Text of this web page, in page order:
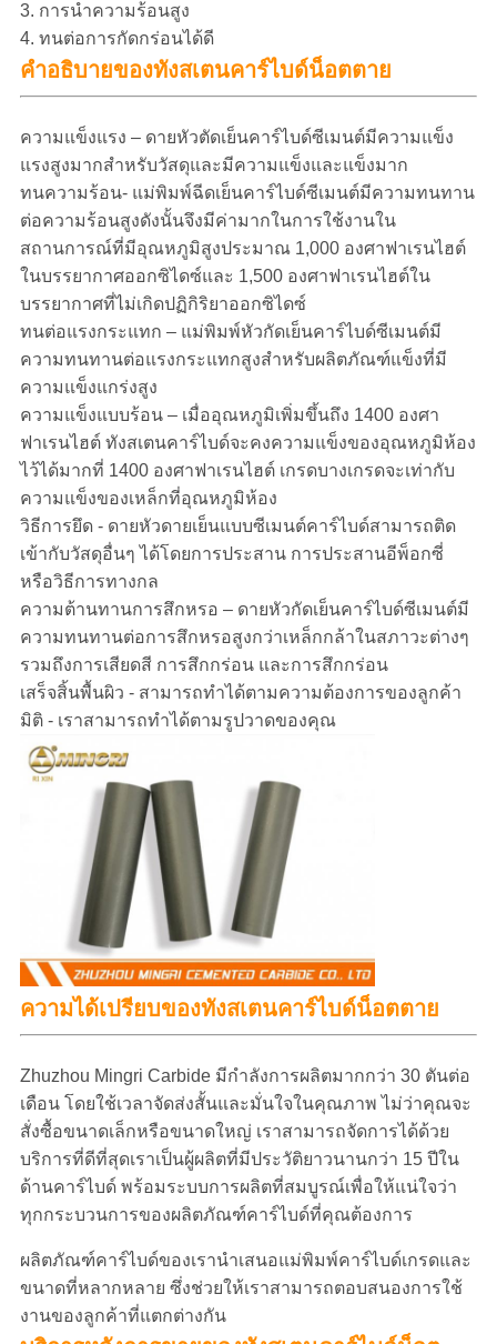
3. การนำความร้อนสูง
4. ทนต่อการกัดกร่อนได้ดี
คำอธิบายของทังสเตนคาร์ไบด์น็อตตาย
ความแข็งแรง – ดายหัวตัดเย็นคาร์ไบด์ซีเมนต์มีความแข็ง
แรงสูงมากสำหรับวัสดุและมีความแข็งและแข็งมาก
ทนความร้อน- แม่พิมพ์ฉีดเย็นคาร์ไบด์ซีเมนต์มีความทนทาน
ต่อความร้อนสูงดังนั้นจึงมีค่ามากในการใช้งานใน
สถานการณ์ที่มีอุณหภูมิสูงประมาณ 1,000 องศาฟาเรนไฮต์
ในบรรยากาศออกซิไดซ์และ 1,500 องศาฟาเรนไฮต์ใน
บรรยากาศที่ไม่เกิดปฏิกิริยาออกซิไดซ์
ทนต่อแรงกระแทก – แม่พิมพ์หัวกัดเย็นคาร์ไบด์ซีเมนต์มี
ความทนทานต่อแรงกระแทกสูงสำหรับผลิตภัณฑ์แข็งที่มี
ความแข็งแกร่งสูง
ความแข็งแบบร้อน – เมื่ออุณหภูมิเพิ่มขึ้นถึง 1400 องศา
ฟาเรนไฮต์ ทังสเตนคาร์ไบด์จะคงความแข็งของอุณหภูมิห้อง
ไว้ได้มากที่ 1400 องศาฟาเรนไฮต์ เกรดบางเกรดจะเท่ากับ
ความแข็งของเหล็กที่อุณหภูมิห้อง
วิธีการยึด - ดายหัวดายเย็นแบบซีเมนต์คาร์ไบด์สามารถติด
เข้ากับวัสดุอื่นๆ ได้โดยการประสาน การประสานอีพ็อกซี่
หรือวิธีการทางกล
ความต้านทานการสึกหรอ – ดายหัวกัดเย็นคาร์ไบด์ซีเมนต์มี
ความทนทานต่อการสึกหรอสูงกว่าเหล็กกล้าในสภาวะต่างๆ
รวมถึงการเสียดสี การสึกกร่อน และการสึกกร่อน
เสร็จสิ้นพื้นผิว - สามารถทำได้ตามความต้องการของลูกค้า
มิติ - เราสามารถทำได้ตามรูปวาดของคุณ
ความได้เปรียบของทังสเตนคาร์ไบด์น็อตตาย
Zhuzhou Mingri Carbide มีกำลังการผลิตมากกว่า 30 ตันต่อ
เดือน โดยใช้เวลาจัดส่งสั้นและมั่นใจในคุณภาพ ไม่ว่าคุณจะ
สั่งซื้อขนาดเล็กหรือขนาดใหญ่ เราสามารถจัดการได้ด้วย
บริการที่ดีที่สุดเราเป็นผู้ผลิตที่มีประวัติยาวนานกว่า 15 ปีใน
ด้านคาร์ไบด์ พร้อมระบบการผลิตที่สมบูรณ์เพื่อให้แน่ใจว่า
ทุกกระบวนการของผลิตภัณฑ์คาร์ไบด์ที่คุณต้องการ
ผลิตภัณฑ์คาร์ไบด์ของเรานำเสนอแม่พิมพ์คาร์ไบด์เกรดและ
ขนาดที่หลากหลาย ซึ่งช่วยให้เราสามารถตอบสนองการใช้
งานของลูกค้าที่แตกต่างกัน